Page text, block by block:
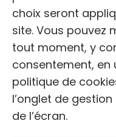
choix seront
site. Vous pouvez
tout moment, y
consentement, en
politique de
l’onglet de
de l’écran.
/ 5 (plus de
HORAIRES
JOUR
Lundi